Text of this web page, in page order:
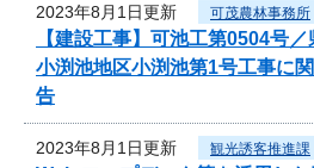
2023年8月1日更新 可茂農林事務所
【建設工事】可池工第0504号
小渕池地区小渕池第1号工事に
告
2023年8月1日更新 観光誘客推進課